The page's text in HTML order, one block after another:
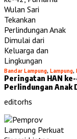
Bandar Lampung, Lampung,
Peringatan HAN
Perlindungan Anak
editorhs